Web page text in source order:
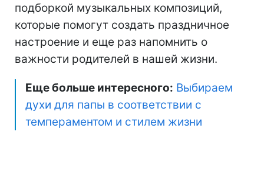
подборкой музыкальных композиций,
которые помогут создать праздничное
настроение и еще раз напомнить о
важности родителей в нашей жизни.
Еще больше интересного: Выбираем
духи для папы в соответствии с
темпераментом и стилем жизни